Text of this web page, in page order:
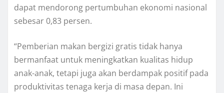
dapat mendorong pertumbuhan ekonomi nasional
sebesar 0,83 persen.
“Pemberian makan bergizi gratis tidak hanya
bermanfaat untuk meningkatkan kualitas hidup
anak-anak, tetapi juga akan berdampak positif pada
produktivitas tenaga kerja di masa depan. Ini